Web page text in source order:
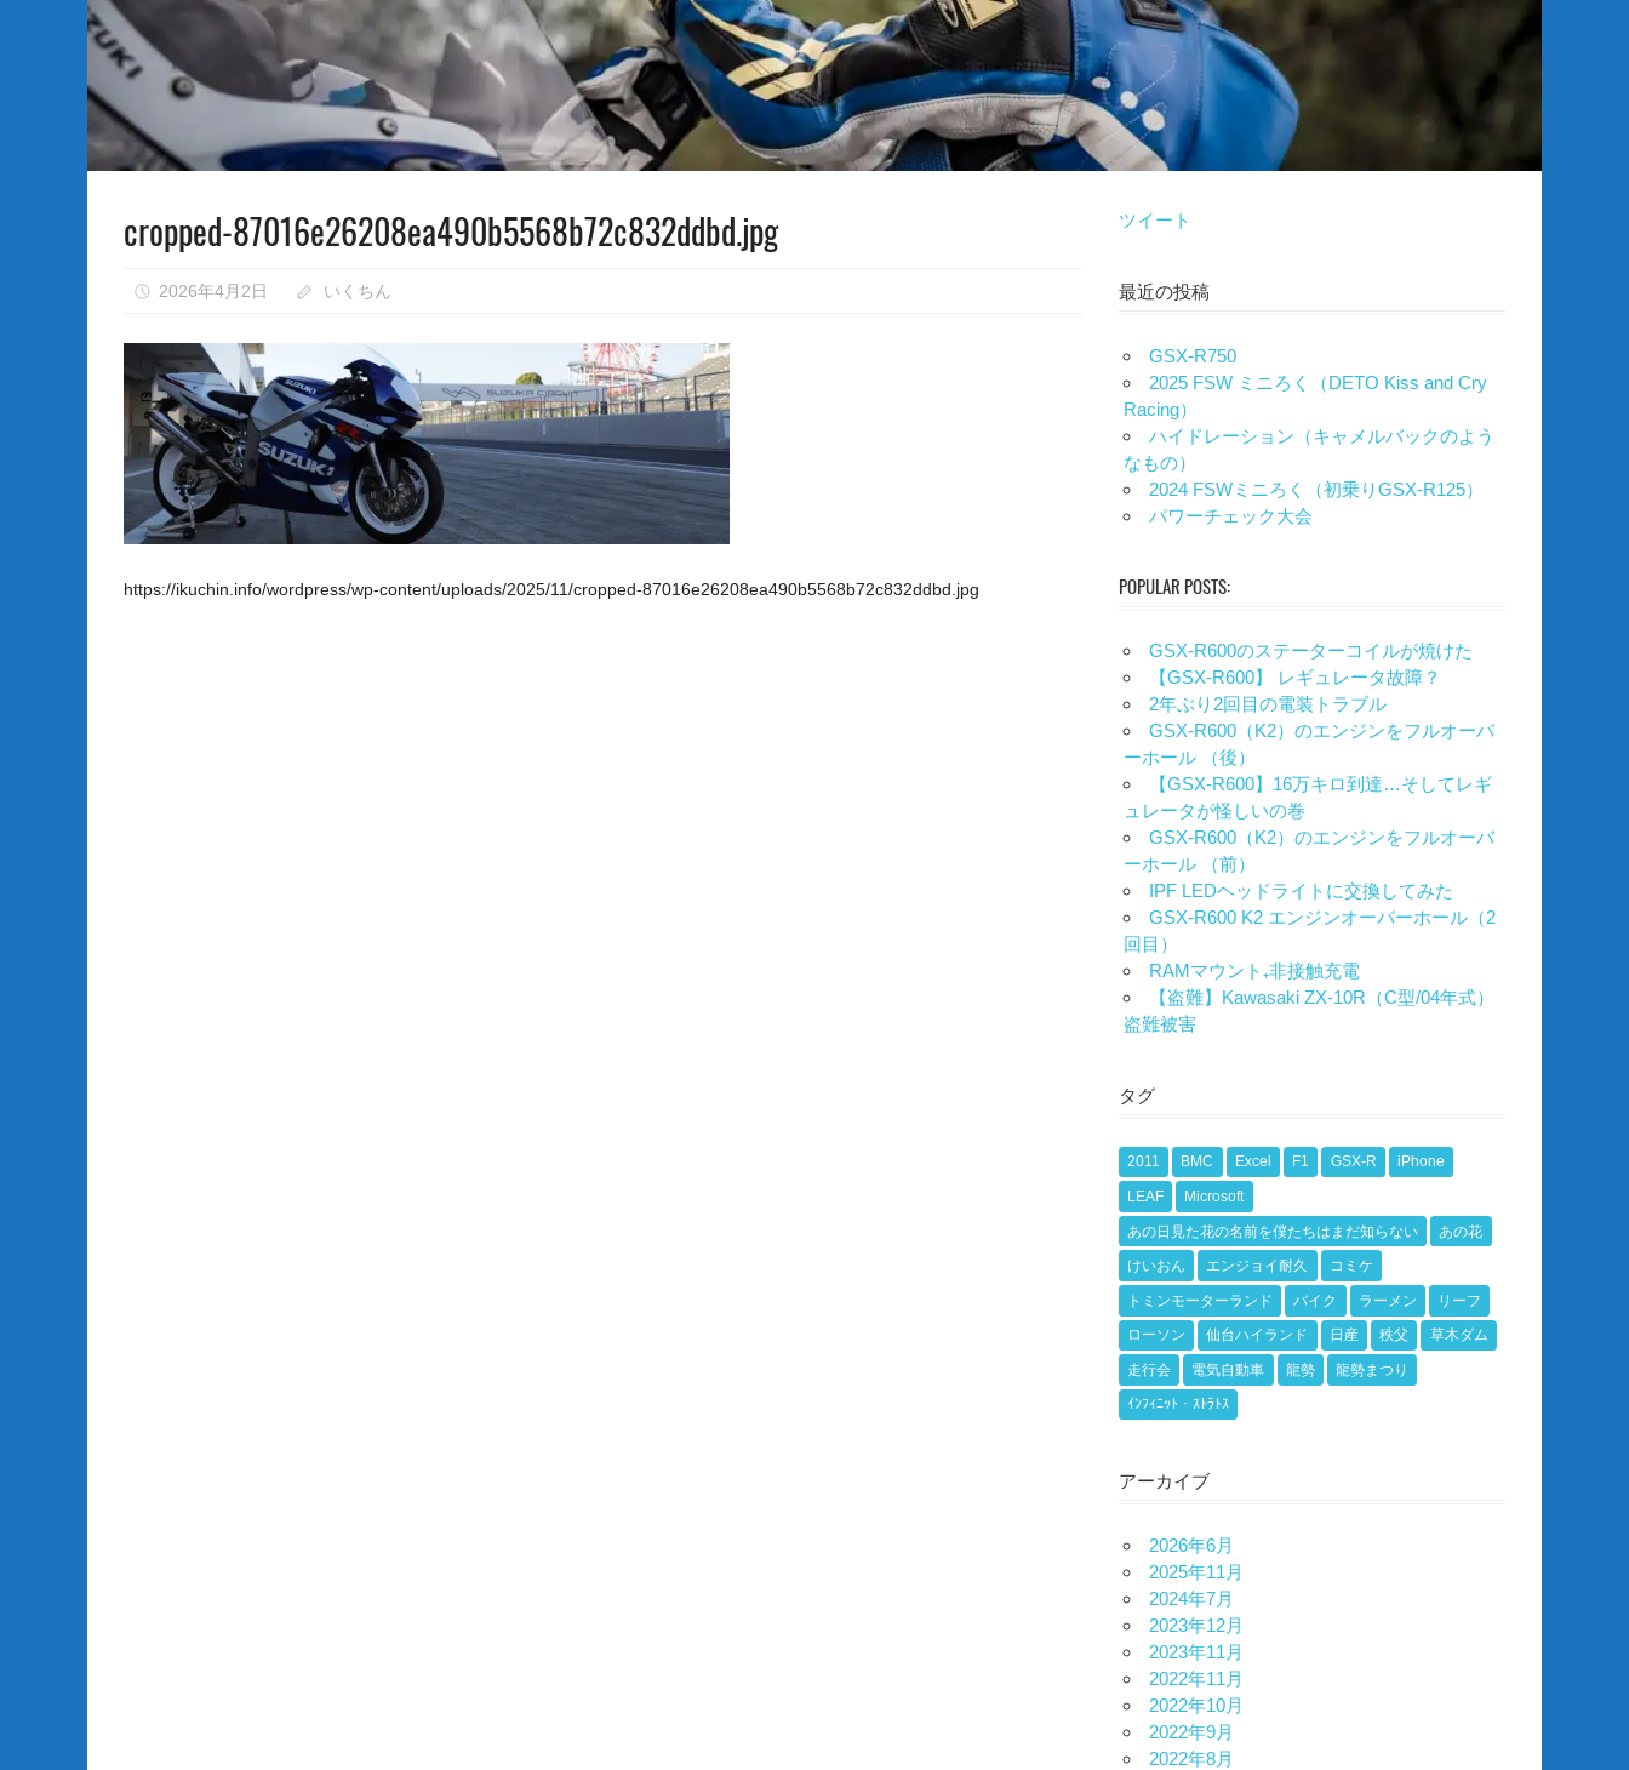
な
い）
cropped-87016e26208ea490b5568b72c832ddbd.jpg
2026年4月2日 いくちん
https://ikuchin.info/wordpress/wp-content/uploads/2025/11/cropped-87016e26208ea490b5568b72c832ddbd.jpg
ツイート
最近の投稿
GSX-R750
2025 FSW ミニろく（DETO Kiss and Cry
Racing）
ハイドレーション（キャメルバックのよう
なもの）
2024 FSWミニろく（初乗りGSX-R125）
パワーチェック大会
POPULAR POSTS:
GSX-R600のステーターコイルが焼けた
【GSX-R600】 レギュレータ故障？
2年ぶり2回目の電装トラブル
GSX-R600（K2）のエンジンをフルオーバ
ーホール （後）
【GSX-R600】16万キロ到達…そしてレギ
ュレータが怪しいの巻
GSX-R600（K2）のエンジンをフルオーバ
ーホール （前）
IPF LEDヘッドライトに交換してみた
GSX-R600 K2 エンジンオーバーホール（2
回目）
RAMマウント₊非接触充電
【盗難】Kawasaki ZX-10R（C型/04年式）
盗難被害
タグ
2011 BMC Excel F1 GSX-R iPhone
LEAF Microsoft
あの日見た花の名前を僕たちはまだ知らない あの花
けいおん エンジョイ耐久 コミケ
トミンモーターランド バイク ラーメン リーフ
ローソン 仙台ハイランド 日産 秩父 草木ダム
走行会 電気自動車 龍勢 龍勢まつり
ｲﾝﾌｨﾆｯﾄ・ｽﾄﾗﾄｽ
アーカイブ
2026年6月
2025年11月
2024年7月
2023年12月
2023年11月
2022年11月
2022年10月
2022年9月
2022年8月